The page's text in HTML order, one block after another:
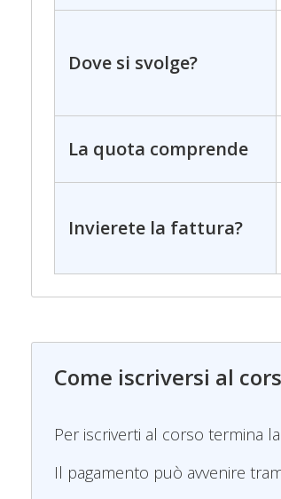
Dove si svolge?
La quota comprende
Invierete la fattura?
Come iscriversi al
Per iscriverti al corso termina
Il pagamento può avvenire